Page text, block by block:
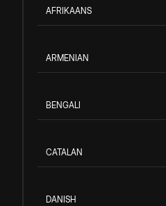
AFRIKAANS
ARMENIAN
BENGALI
CATALAN
DANISH